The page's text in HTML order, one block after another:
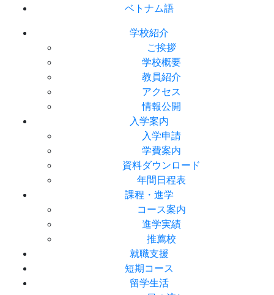
ベトナム語
学校紹介
ご挨拶
学校概要
教員紹介
アクセス
情報公開
入学案内
入学申請
学費案内
資料ダウンロード
年間日程表
課程・進学
コース案内
進学実績
推薦校
就職支援
短期コース
留学生活